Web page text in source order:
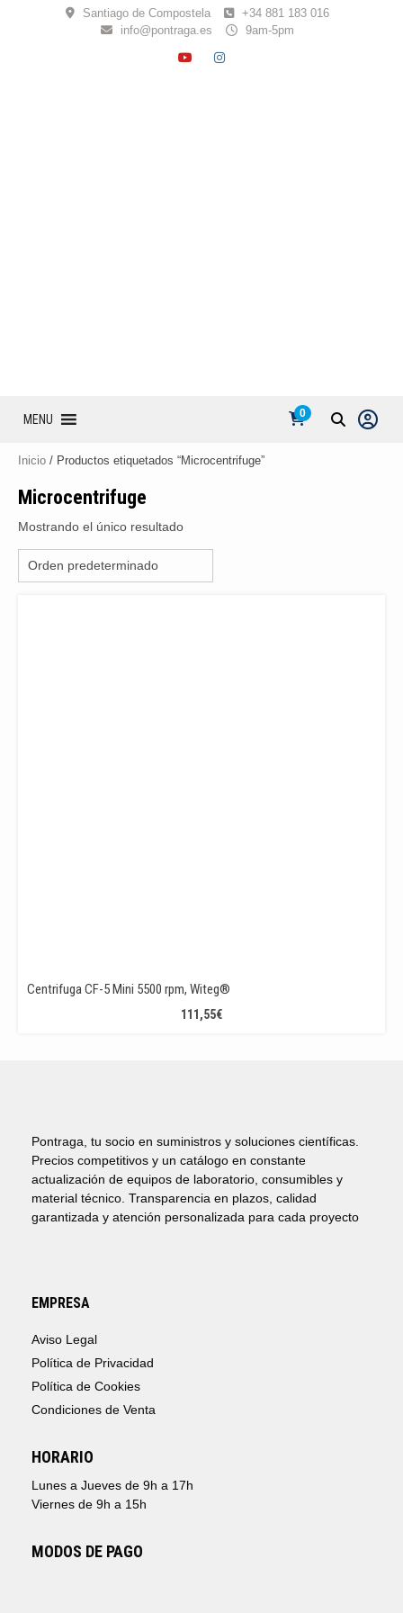
Santiago de Compostela
+34 881 183 016
info@pontraga.es
9am-5pm
YOUTUBE
INSTAGRAM
MENU 0
Inicio / Productos etiquetados “Microcentrifuge”
Microcentrifuge
Mostrando el único resultado
Centrifuga CF-5 Mini 5500 rpm, Witeg®
111,55€
Pontraga, tu socio en suministros y soluciones científicas.
Precios competitivos y un catálogo en constante
actualización de equipos de laboratorio, consumibles y
material técnico. Transparencia en plazos, calidad
garantizada y atención personalizada para cada proyecto
EMPRESA
Aviso Legal
Política de Privacidad
Política de Cookies
Condiciones de Venta
HORARIO
Lunes a Jueves de 9h a 17h
Viernes de 9h a 15h
MODOS DE PAGO